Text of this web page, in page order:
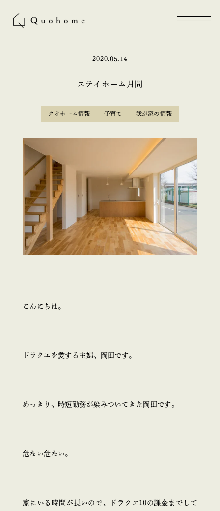
2020.05.14
ステイホーム月間
クオホーム情報 子育て 我が家の情報
こんにちは。
ドラクエを愛する主婦、岡田です。
めっきり、時短勤務が染みついてきた岡田です。
危ない危ない。
家にいる時間が長いので、ドラクエ10の課金までして